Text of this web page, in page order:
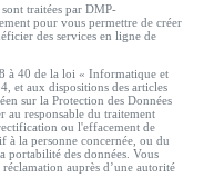
traitées par DMP-
pour vous permettre de créer
des services en ligne de
à 40 de la loi « Informatique et
et aux dispositions des articles
sur la Protection des Données
au responsable du traitement
ou l'effacement de
la personne concernée, ou du
portabilité des données. Vous
auprès d’une autorité